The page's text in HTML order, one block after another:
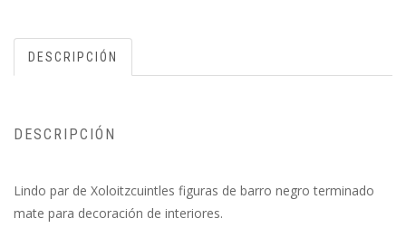
DESCRIPCIÓN
DESCRIPCIÓN
Lindo par de Xoloitzcuintles figuras de barro negro terminado
mate para decoración de interiores.